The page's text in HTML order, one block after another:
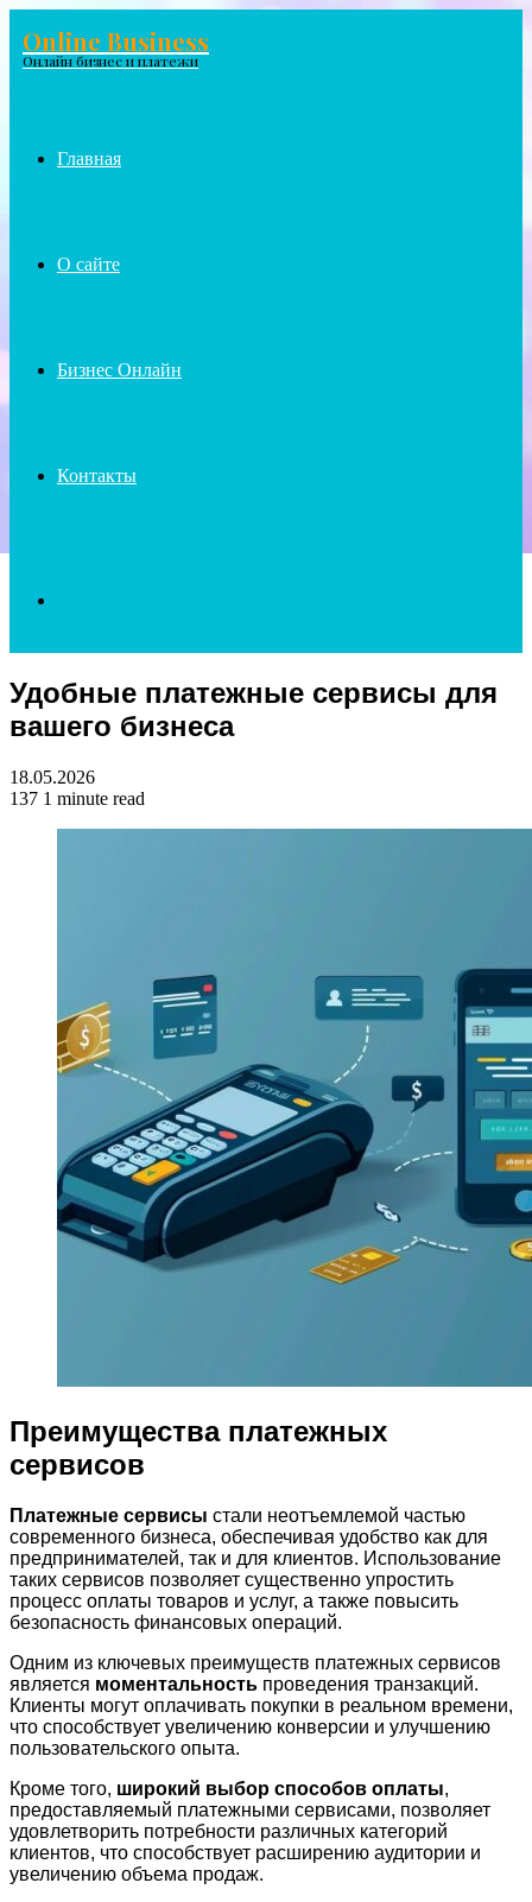
Menu
Online Business
Онлайн бизнес и платежи
Главная
О сайте
Бизнес Онлайн
Контакты
for
Удобные платежные сервисы для
вашего бизнеса
18.05.2026
137 1 minute read
Преимущества платежных
сервисов
Платежные сервисы стали неотъемлемой частью
современного бизнеса, обеспечивая удобство как для
предпринимателей, так и для клиентов. Использование
таких сервисов позволяет существенно упростить
процесс оплаты товаров и услуг, а также повысить
безопасность финансовых операций.
Одним из ключевых преимуществ платежных сервисов
является моментальность проведения транзакций.
Клиенты могут оплачивать покупки в реальном времени,
что способствует увеличению конверсии и улучшению
пользовательского опыта.
Кроме того, широкий выбор способов оплаты,
предоставляемый платежными сервисами, позволяет
удовлетворить потребности различных категорий
клиентов, что способствует расширению аудитории и
увеличению объема продаж.